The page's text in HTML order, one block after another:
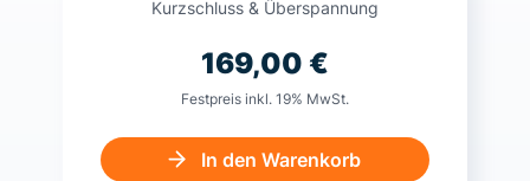
Kurzschluss & Überspannung
169,00 €
Festpreis inkl. 19% MwSt.
In den Warenkorb